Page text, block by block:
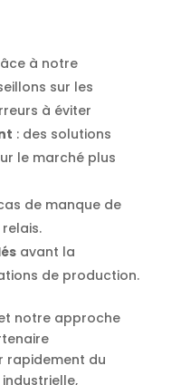
à notre
sur les
à éviter
: des solutions
le marché plus
de manque de
avant la
de production.
notre approche
rapidement du